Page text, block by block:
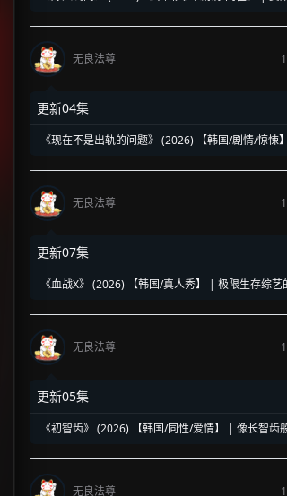
视化
无良法尊
更新04集
《现在不是出轨的问题》 (2026) 【韩国/剧情/惊悚
无良法尊
更新07集
《血战X》 (2026) 【韩国/真人秀】 | 极限生存综艺
无良法尊
更新05集
《初智齿》 (2026) 【韩国/同性/爱情】 | 像长智齿
无良法尊